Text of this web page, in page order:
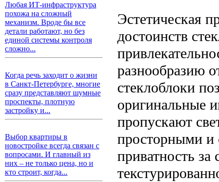
Любая ИТ-инфраструктура
похожа на сложный
механизм. Вроде бы все
детали работают, но без
единой системы контроля
сложно...
Когда речь заходит о жизни
в Санкт-Петербурге, многие
сразу представляют шумные
проспекты, плотную
застройку и...
Выбор квартиры в
новостройке всегда связан с
вопросами. И главный из
них – не только цена, но и
кто строит, когда...
Эстетическая
достоинств
разнообразию
стеклоблоки
оригинальные
пропускают
просторными и
приватность за